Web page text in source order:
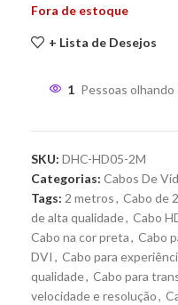
Fora de estoque
+ Lista de Desejos
1 Pessoas
SKU: DHC-HD05-2M
Categorias: Cabos De
Tags: 2 metros, Cabo de
de alta qualidade, Cabo
Cabo na cor preta, Cabo
DVI , Cabo para
qualidade, Cabo para
velocidade e resolução,